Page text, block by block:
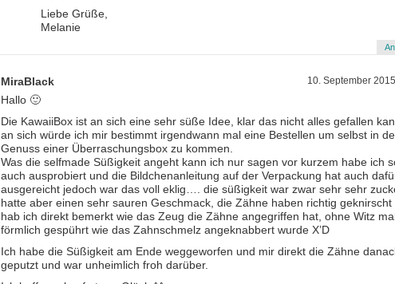
Liebe Grüße,
Melanie
MiraBlack 10. September
Hallo 🙂
Die KawaiiBox ist an sich eine sehr süße Idee, klar das nicht alles gefallen
an sich würde ich mir bestimmt irgendwann mal eine Bestellen um selbst in
Genuss einer Überraschungsbox zu kommen.
Was die selfmade Süßigkeit angeht kann ich nur sagen vor kurzem habe ich
auch ausprobiert und die Bildchenanleitung auf der Verpackung hat auch
ausgereicht jedoch war das voll eklig…. die süßigkeit war zwar sehr sehr
hatte aber einen sehr sauren Geschmack, die Zähne haben richtig geknirscht
hab ich direkt bemerkt wie das Zeug die Zähne angegriffen hat, ohne Witz
förmlich gespührt wie das Zahnschmelz angeknabbert wurde X’D
Ich habe die Süßigkeit am Ende weggeworfen und mir direkt die Zähne
geputzt und war unheimlich froh darüber.